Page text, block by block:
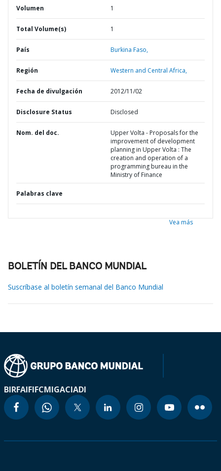
Volumen 1
Total Volume(s) 1
País Burkina Faso,
Región Western and Central Africa,
Fecha de divulgación 2012/11/02
Disclosure Status Disclosed
Nom. del doc.
Upper Volta - Proposals for the
improvement of development
planning in Upper Volta : The
creation and operation of a
programming bureau in the
Ministry of Finance
Palabras clave
Vea más
BOLETÍN DEL BANCO MUNDIAL
Suscríbase al boletín semanal del Banco Mundial
BIRFAIFIFCMIGACIADI